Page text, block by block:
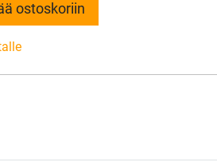
ostoskoriin